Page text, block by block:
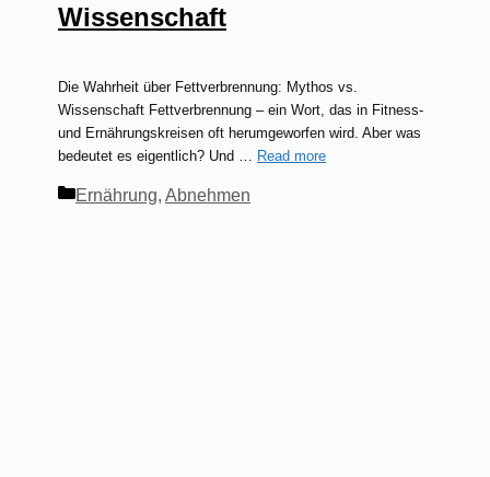
Wissenschaft
Die Wahrheit über Fettverbrennung: Mythos vs.
Wissenschaft Fettverbrennung – ein Wort, das in Fitness-
und Ernährungskreisen oft herumgeworfen wird. Aber was
bedeutet es eigentlich? Und … Read more
Kategorien
Ernährung, Abnehmen